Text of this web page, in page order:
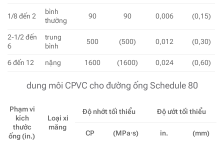
1/8 đến 2
bình
thường
90 90 0,006 (0,15)
2-1/2 đến
6
trung
bình
500 (500) 0,012 (0,30)
6 đến 12 nặng 1600 (1600) 0,024 (0,60)
dung môi CPVC cho đường ống Schedule 80
Phạm vi
kích
thước
ống(in.)
Loại xi
măng
Độ nhớt tối thiểu Độ ướt tối thiểu
CP (MPa·s) in. (mm)